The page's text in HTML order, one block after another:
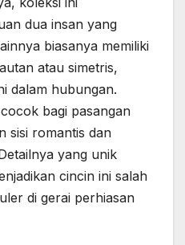
dua insan yang
biasanya memiliki
atau simetris,
dalam hubungan.
bagi pasangan
sisi romantis dan
yang unik
cincin ini salah
di gerai perhiasan